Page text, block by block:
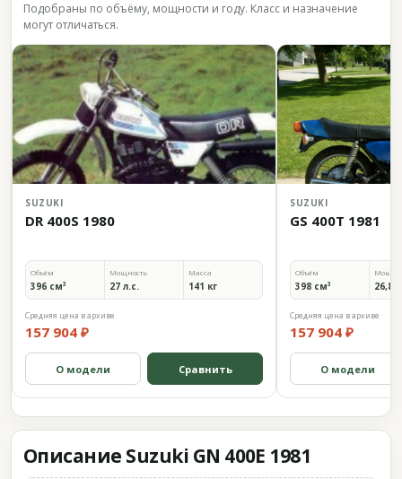
Подобраны по объёму, мощности и году. Класс и назначение
могут отличаться.
SUZUKI
DR 400S 1980
Объём
396 см³
Мощность
27 л.с.
Масса
141 кг
Средняя цена в архиве
157 904 ₽
О модели Сравнить
SUZUKI
GS 400T 1981
Объём
398 см³ 26,8
Средняя цена в архиве
157 904 ₽
О модели
Описание Suzuki GN 400E 1981